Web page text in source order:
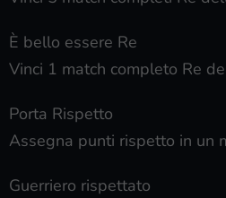
È bello essere Re
Vinci 1 match completo Re
Porta Rispetto
Assegna punti rispetto in un
Guerriero rispettato